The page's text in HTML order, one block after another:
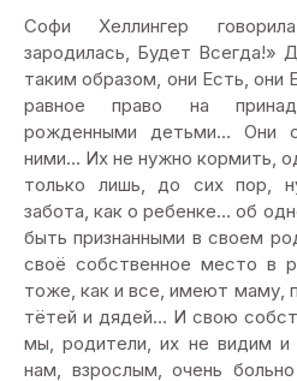
Софи Хеллингер
зародилась, Будет Всегда!»
таким образом, они Есть,
равное право на
рожденными детьми… Они
ними… Их не нужно кормить,
только лишь, до сих пор,
забота, как о ребенке… об
быть признанными в своем
своё собственное место в
тоже, как и все, имеют маму,
тётей и дядей… И свою
мы, родители, их не видим и
нам, взрослым, очень